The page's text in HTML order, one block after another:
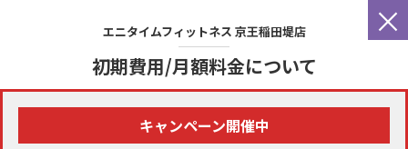
×
エニタイムフィットネス 京王稲田堤店
初期費用/月額料金について
キャンペーン開催中